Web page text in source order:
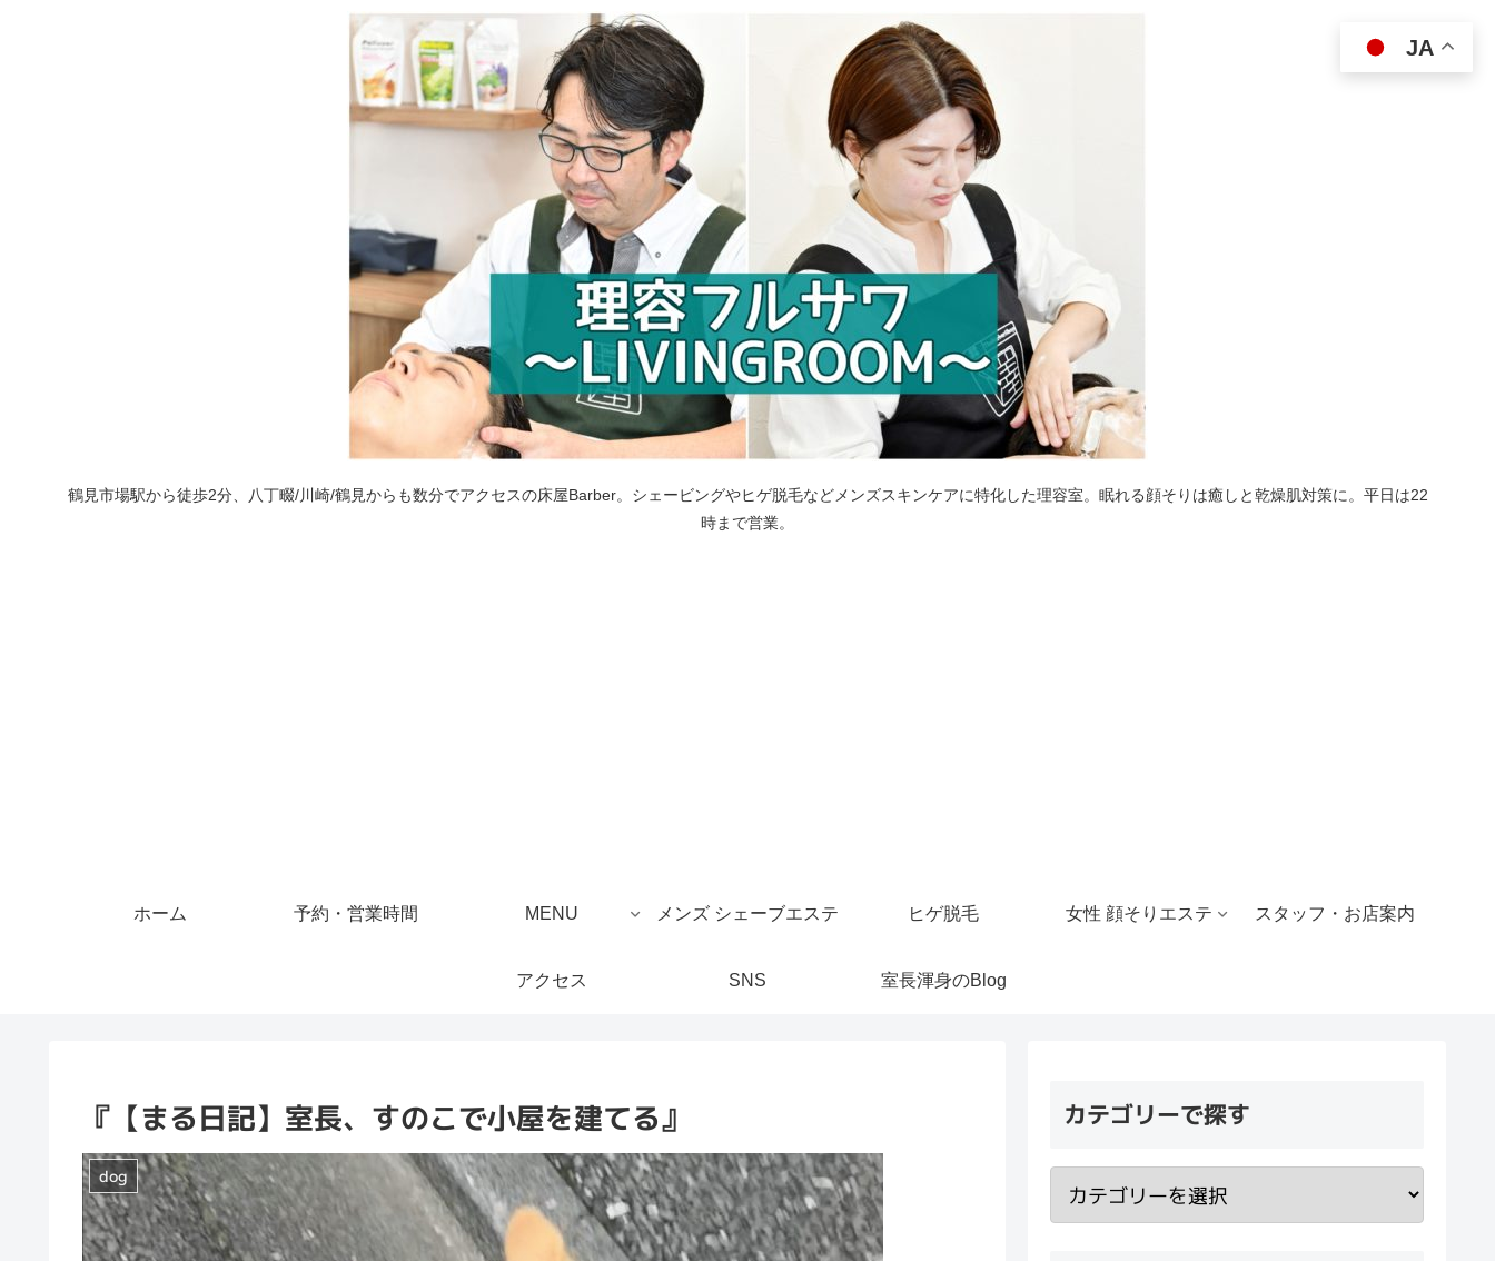
鶴見市場駅から徒歩2分、八丁畷/川崎/鶴見からも数分でアクセスの床屋Barber。シェービングやヒゲ脱毛などメンズスキンケアに特化した理容室。眠れる顔そりは癒しと乾燥肌対策に。平日は22
時まで営業。
ホーム 予約・営業時間 MENU メンズ シェーブエステ ヒゲ脱毛 女性 顔そりエステ スタッフ・お店案内
アクセス SNS 室長渾身のBlog
『【まる日記】室長、すのこで小屋を建てる』
dog
カテゴリーで探す
JA